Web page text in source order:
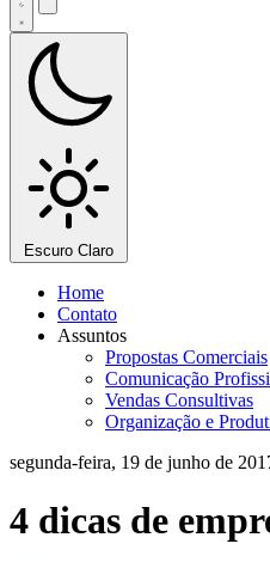
Escuro Claro
Home
Contato
Assuntos
Propostas Comerciais
Comunicação
Vendas Consultivas
Organização e
segunda-feira, 19 de junho de
4 dicas de